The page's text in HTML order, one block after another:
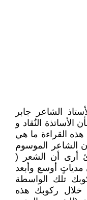
الشاعر جابر
الأساتذة النُقاد و
هذه القراءة ما هي
الشاعر الموسوم
أرى أن الشعر (
أوسع وأبعد
تلك الواسطة
خلال ركوبك هذه